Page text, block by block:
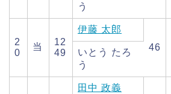
う
2
0
当
12
49
伊藤 太郎
46
いとう たろ
う
田中 政義